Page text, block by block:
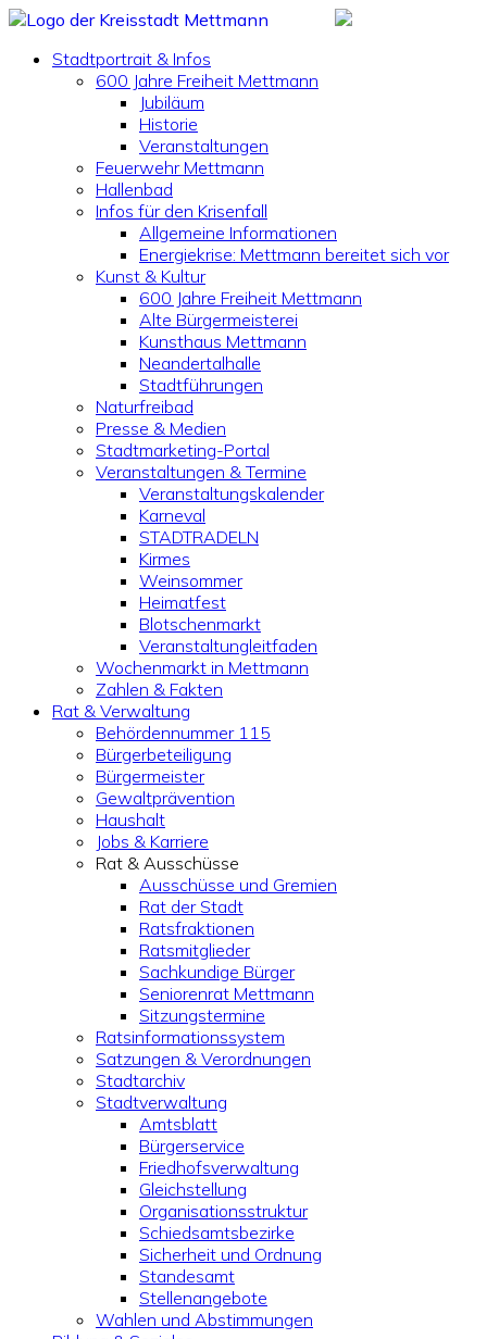
Stadtportrait & Infos
600 Jahre Freiheit Mettmann
Jubiläum
Historie
Veranstaltungen
Feuerwehr Mettmann
Hallenbad
Infos für den Krisenfall
Allgemeine Informationen
Energiekrise: Mettmann bereitet sich vor
Kunst & Kultur
600 Jahre Freiheit Mettmann
Alte Bürgermeisterei
Kunsthaus Mettmann
Neandertalhalle
Stadtführungen
Naturfreibad
Presse & Medien
Stadtmarketing-Portal
Veranstaltungen & Termine
Veranstaltungskalender
Karneval
STADTRADELN
Kirmes
Weinsommer
Heimatfest
Blotschenmarkt
Veranstaltungleitfaden
Wochenmarkt in Mettmann
Zahlen & Fakten
Rat & Verwaltung
Behördennummer 115
Bürgerbeteiligung
Bürgermeister
Gewaltprävention
Haushalt
Jobs & Karriere
Rat & Ausschüsse
Ausschüsse und Gremien
Rat der Stadt
Ratsfraktionen
Ratsmitglieder
Sachkundige Bürger
Seniorenrat Mettmann
Sitzungstermine
Ratsinformationssystem
Satzungen & Verordnungen
Stadtarchiv
Stadtverwaltung
Amtsblatt
Bürgerservice
Friedhofsverwaltung
Gleichstellung
Organisationsstruktur
Schiedsamtsbezirke
Sicherheit und Ordnung
Standesamt
Stellenangebote
Wahlen und Abstimmungen